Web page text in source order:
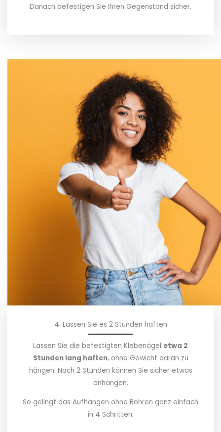
Danach befestigen Sie Ihren Gegenstand sicher.
4. Lassen Sie es 2 Stunden haften
Lassen Sie die befestigten Klebenägel etwa 2
Stunden lang haften, ohne Gewicht daran zu
hängen. Nach 2 Stunden können Sie sicher etwas
anhängen.
So gelingt das Aufhängen ohne Bohren ganz einfach
in 4 Schritten.